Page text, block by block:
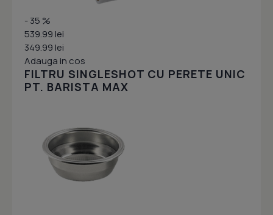
- 35 %
539.99 lei
349.99 lei
Adauga in cos
FILTRU SINGLESHOT CU PERETE UNIC
PT. BARISTA MAX